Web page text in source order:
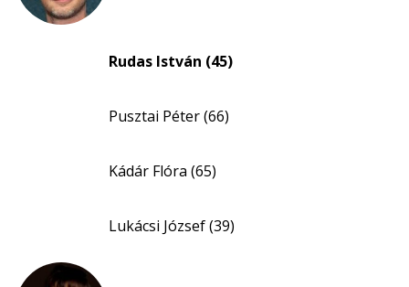
Rudas István (45)
Pusztai Péter (66)
Kádár Flóra (65)
Lukácsi József (39)